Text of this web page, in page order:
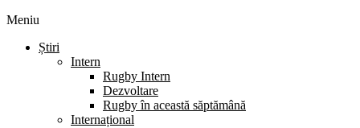
Meniu
Știri
Intern
Rugby Intern
Dezvoltare
Rugby în această săptămână
Internațional